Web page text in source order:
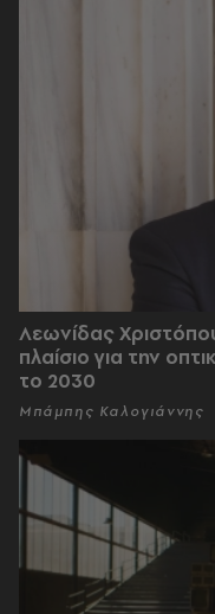
Λεωνίδας
πλαίσιο για την
το 2030
Μπάμπης Καλογιάννης